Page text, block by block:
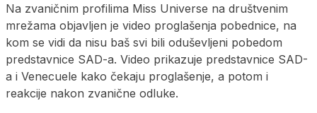
Na zvaničnim profilima Miss Universe na društvenim
mrežama objavljen je video proglašenja pobednice, na
kom se vidi da nisu baš svi bili oduševljeni pobedom
predstavnice SAD-a. Video prikazuje predstavnice SAD-
a i Venecuele kako čekaju proglašenje, a potom i
reakcije nakon zvanične odluke.